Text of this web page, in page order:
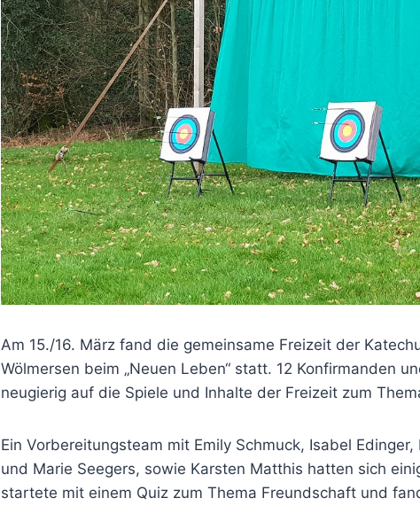
Am 15./16. März fand die gemeinsame Freizeit der
Wölmersen beim „Neuen Leben“ statt. 12 Konfirmanden
neugierig auf die Spiele und Inhalte der Freizeit zum
Ein Vorbereitungsteam mit Emily Schmuck, Isabel
und Marie Seegers, sowie Karsten Matthis hatten sich
startete mit einem Quiz zum Thema Freundschaft und